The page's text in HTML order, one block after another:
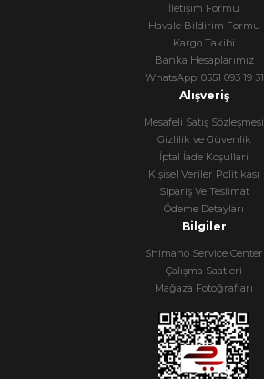
İletişim Formu
Havale Bildirim Formu
Kargo Takibi
Banka Hesaplarımız
WhatsApp: 0551 093 19 31
Alışveriş
Mesafeli Satış Sözleşmesi
Gizlilik ve Güvenlik
İptal İade Koşullari
Kişisel Veriler Politikası
Sipariş Ve Teslimat
Ödeme Detayları
Bilgiler
Shimano Service Center
Çalışma Saatleri
Mağaza Fotoğrafları